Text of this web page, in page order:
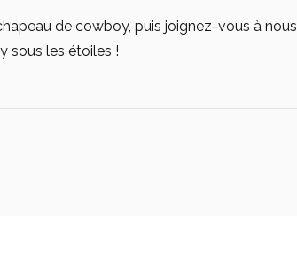
de cowboy, puis joignez-vous à nous
sous les étoiles !